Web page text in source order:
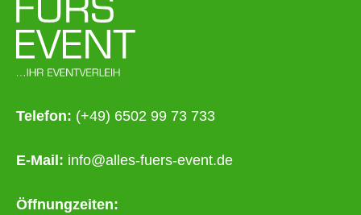
Telefon: (+49) 6502 99 73 733
E-Mail: info@alles-fuers-event.de
Öffnungzeiten: